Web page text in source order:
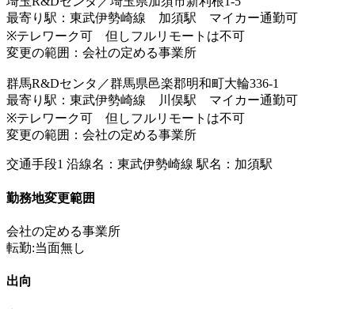
最寄り駅：東武伊勢崎線 加須駅 マイカー通勤可
※テレワーク可 但しフルリモートは不可
変更の範囲：会社の定める事業所
群馬R&Dセンタ／群馬県邑楽郡明和町大輪336-1
最寄り駅：東武伊勢崎線 川俣駅 マイカー通勤可
※テレワーク可 但しフルリモートは不可
変更の範囲：会社の定める事業所
交通手段1 沿線名：東武伊勢崎線 駅名：加須駅
勤務地変更範囲
会社の定める事業所
転勤:当面無し
出向